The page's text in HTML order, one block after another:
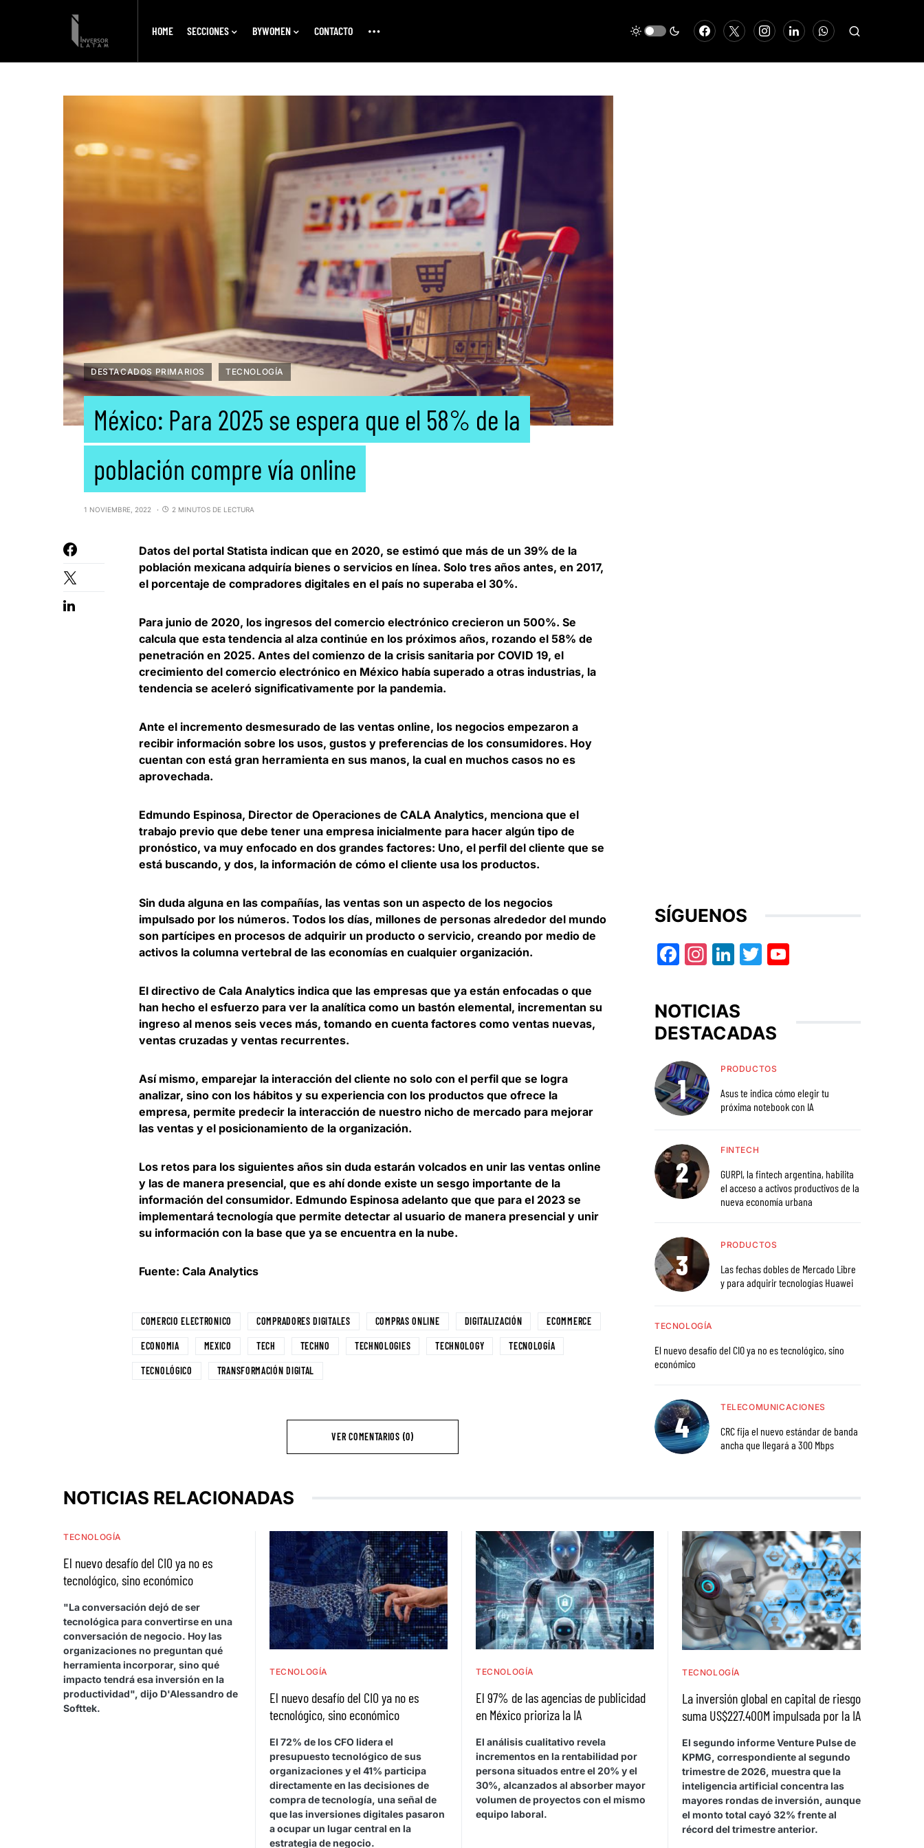
HOME SECCIONES BYWOMEN CONTACTO
DESTACADOS PRIMARIOS TECNOLOGÍA
México: Para 2025 se espera que el 58% de la
población compre vía online
1 NOVIEMBRE, 2022 2 MINUTOS DE LECTURA
Datos del portal Statista indican que en 2020, se estimó que más de un 39% de la
población mexicana adquiría bienes o servicios en línea. Solo tres años antes, en 2017,
el porcentaje de compradores digitales en el país no superaba el 30%.
Para junio de 2020, los ingresos del comercio electrónico crecieron un 500%. Se
calcula que esta tendencia al alza continúe en los próximos años, rozando el 58% de
penetración en 2025. Antes del comienzo de la crisis sanitaria por COVID 19, el
crecimiento del comercio electrónico en México había superado a otras industrias, la
tendencia se aceleró significativamente por la pandemia.
Ante el incremento desmesurado de las ventas online, los negocios empezaron a
recibir información sobre los usos, gustos y preferencias de los consumidores. Hoy
cuentan con está gran herramienta en sus manos, la cual en muchos casos no es
aprovechada.
Edmundo Espinosa, Director de Operaciones de CALA Analytics, menciona que el
trabajo previo que debe tener una empresa inicialmente para hacer algún tipo de
pronóstico, va muy enfocado en dos grandes factores: Uno, el perfil del cliente que se
está buscando, y dos, la información de cómo el cliente usa los productos.
Sin duda alguna en las compañías, las ventas son un aspecto de los negocios
impulsado por los números. Todos los días, millones de personas alrededor del mundo
son partícipes en procesos de adquirir un producto o servicio, creando por medio de
activos la columna vertebral de las economías en cualquier organización.
El directivo de Cala Analytics indica que las empresas que ya están enfocadas o que
han hecho el esfuerzo para ver la analítica como un bastón elemental, incrementan su
ingreso al menos seis veces más, tomando en cuenta factores como ventas nuevas,
ventas cruzadas y ventas recurrentes.
Así mismo, emparejar la interacción del cliente no solo con el perfil que se logra
analizar, sino con los hábitos y su experiencia con los productos que ofrece la
empresa, permite predecir la interacción de nuestro nicho de mercado para mejorar
las ventas y el posicionamiento de la organización.
Los retos para los siguientes años sin duda estarán volcados en unir las ventas online
y las de manera presencial, que es ahí donde existe un sesgo importante de la
información del consumidor. Edmundo Espinosa adelanto que que para el 2023 se
implementará tecnología que permite detectar al usuario de manera presencial y unir
su información con la base que ya se encuentra en la nube.
Fuente: Cala Analytics
COMERCIO ELECTRONICO COMPRADORES DIGITALES COMPRAS ONLINE DIGITALIZACIÓN ECOMMERCE
ECONOMIA MEXICO TECH TECHNO TECHNOLOGIES TECHNOLOGY TECNOLOGÍA
TECNOLÓGICO TRANSFORMACIÓN DIGITAL
VER COMENTARIOS (0)
SÍGUENOS
Facebook
Instagram
LinkedIn
Twitter
NOTICIAS
DESTACADAS
PRODUCTOS
Asus te indica cómo elegir tu
próxima notebook con IA
FINTECH
GURPI, la fintech argentina, habilita
el acceso a activos productivos de la
nueva economía urbana
PRODUCTOS
Las fechas dobles de Mercado Libre
y para adquirir tecnologías Huawei
TECNOLOGÍA
El nuevo desafío del CIO ya no es tecnológico, sino
económico
TELECOMUNICACIONES
CRC fija el nuevo estándar de banda
ancha que llegará a 300 Mbps
NOTICIAS RELACIONADAS
TECNOLOGÍA
El nuevo desafío del CIO ya no es
tecnológico, sino económico
"La conversación dejó de ser
tecnológica para convertirse en una
conversación de negocio. Hoy las
organizaciones no preguntan qué
herramienta incorporar, sino qué
impacto tendrá esa inversión en la
productividad", dijo D'Alessandro de
Softtek.
TECNOLOGÍA
El nuevo desafío del CIO ya no es
tecnológico, sino económico
El 72% de los CFO lidera el
presupuesto tecnológico de sus
organizaciones y el 41% participa
directamente en las decisiones de
compra de tecnología, una señal de
que las inversiones digitales pasaron
a ocupar un lugar central en la
estrategia de negocio.
TECNOLOGÍA
El 97% de las agencias de publicidad
en México prioriza la IA
El análisis cualitativo revela
incrementos en la rentabilidad por
persona situados entre el 20% y el
30%, alcanzados al absorber mayor
volumen de proyectos con el mismo
equipo laboral.
TECNOLOGÍA
La inversión global en capital de riesgo
suma US$227.400M impulsada por la IA
El segundo informe Venture Pulse de
KPMG, correspondiente al segundo
trimestre de 2026, muestra que la
inteligencia artificial concentra las
mayores rondas de inversión, aunque
el monto total cayó 32% frente al
récord del trimestre anterior.